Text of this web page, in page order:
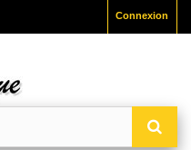
Connexion